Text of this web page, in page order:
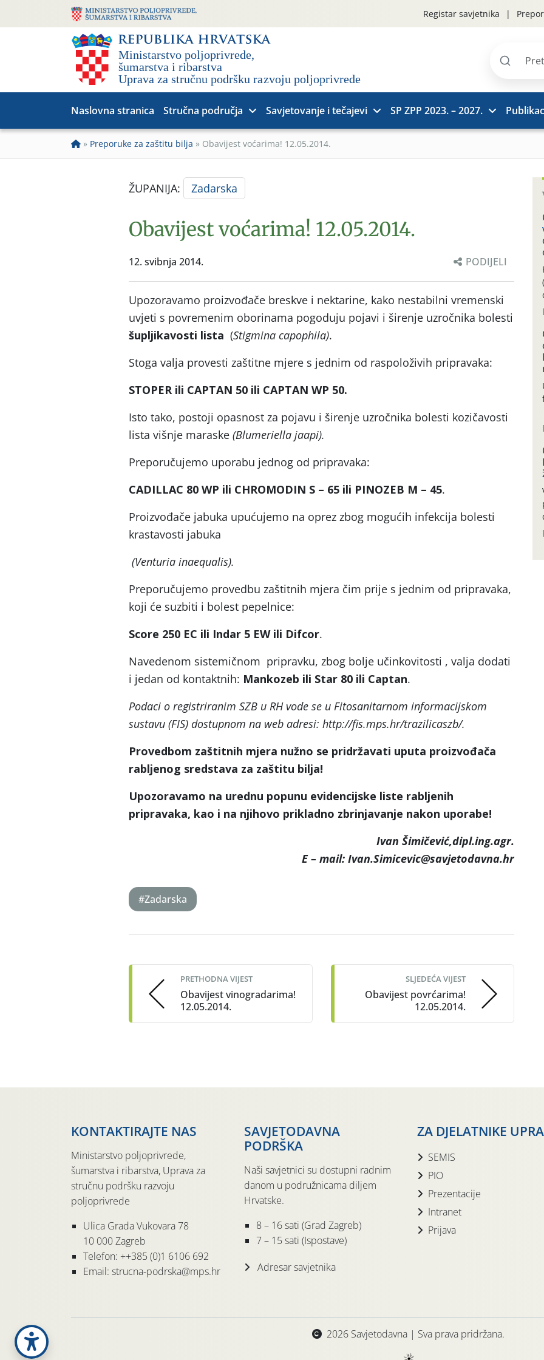
Registar savjetnika
Pretraži
Naslovna stranica Stručna područja Savjetovanje i tečajevi SP ZPP 2023. – 2027.
» Preporuke za zaštitu bilja » Obavijest voćarima! 12.05.2014.
ŽUPANIJA: Zadarska
Obavijest voćarima! 12.05.2014.
12. svibnja 2014. PODIJELI
Upozoravamo proizvođače breskve i nektarine, kako nestabilni vremenski
uvjeti s povremenim oborinama pogoduju pojavi i širenje uzročnika bolesti
šupljikavosti lista (Stigmina capophila).
Stoga valja provesti zaštitne mjere s jednim od raspoloživih pripravaka:
STOPER ili CAPTAN 50 ili CAPTAN WP 50.
Isto tako, postoji opasnost za pojavu i širenje uzročnika bolesti kozičavosti
lista višnje maraske (Blumeriella jaapi).
Preporučujemo uporabu jednog od pripravaka:
CADILLAC 80 WP ili CHROMODIN S – 65 ili PINOZEB M – 45.
Proizvođače jabuka upućujemo na oprez zbog mogućih infekcija bolesti
krastavosti jabuka
(Venturia inaequalis).
Preporučujemo provedbu zaštitnih mjera čim prije s jednim od pripravaka,
koji će suzbiti i bolest pepelnice:
Score 250 EC ili Indar 5 EW ili Difcor.
Navedenom sistemičnom pripravku, zbog bolje učinkovitosti , valja dodati
i jedan od kontaktnih: Mankozeb ili Star 80 ili Captan.
Podaci o registriranim SZB u RH vode se u Fitosanitarnom informacijskom
sustavu (FIS) dostupnom na web adresi: http://fis.mps.hr/trazilicaszb/.
Provedbom zaštitnih mjera nužno se pridržavati uputa proizvođača
rabljenog sredstava za zaštitu bilja!
Upozoravamo na urednu popunu evidencijske liste rabljenih
pripravaka, kao i na njihovo prikladno zbrinjavanje nakon uporabe!
Ivan Šimičević,dipl.ing.agr.
E – mail: Ivan.Simicevic@savjetodavna.hr
#Zadarska
navigation
PRETHODNA VIJEST
Obavijest vinogradarima!
12.05.2014.
SLJEDEĆA VIJEST
Obavijest povrćarima!
12.05.2014.
KONTAKTIRAJTE NAS
Ministarstvo poljoprivrede,
šumarstva i ribarstva, Uprava za
stručnu podršku razvoju
poljoprivrede
Ulica Grada Vukovara 78
10 000 Zagreb
Telefon: ++385 (0)1 6106 692
Email: strucna-podrska@mps.hr
SAVJETODAVNA
PODRŠKA
Naši savjetnici su dostupni radnim
danom u podružnicama diljem
Hrvatske.
8 – 16 sati (Grad Zagreb)
7 – 15 sati (Ispostave)
Adresar savjetnika
ZA DJELATNIKE
SEMIS
PIO
Prezentacije
Intranet
Prijava
2026 Savjetodavna | Sva prava pridržana.